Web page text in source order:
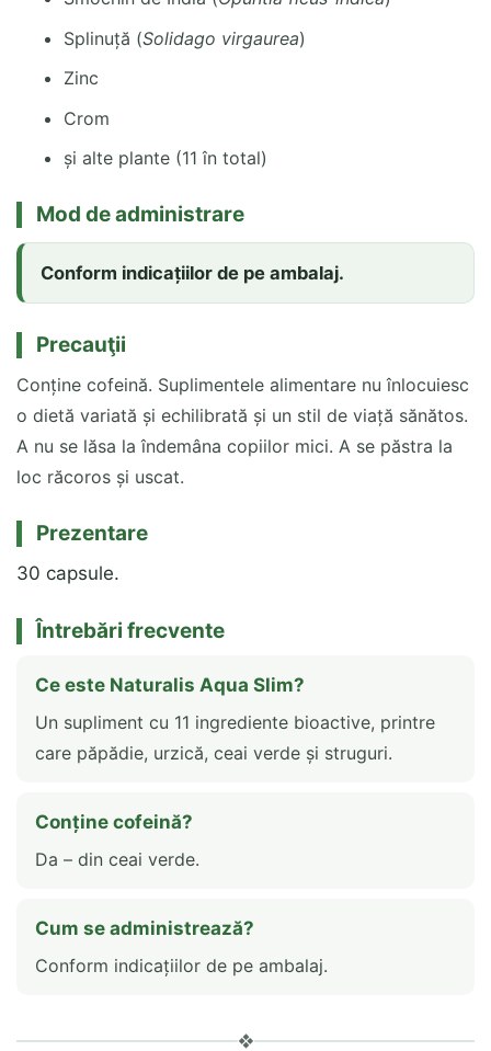
Splinuță (Solidago virgaurea)
Zinc
Crom
și alte plante (11 în total)
Mod de administrare
Conform indicațiilor de pe ambalaj.
Precauţii
Conține cofeină. Suplimentele alimentare nu înlocuiesc
o dietă variată și echilibrată și un stil de viață sănătos.
A nu se lăsa la îndemâna copiilor mici. A se păstra la
loc răcoros și uscat.
Prezentare
30 capsule.
Întrebări frecvente
Ce este Naturalis Aqua Slim?
Un supliment cu 11 ingrediente bioactive, printre
care păpădie, urzică, ceai verde și struguri.
Conține cofeină?
Da – din ceai verde.
Cum se administrează?
Conform indicațiilor de pe ambalaj.
❖